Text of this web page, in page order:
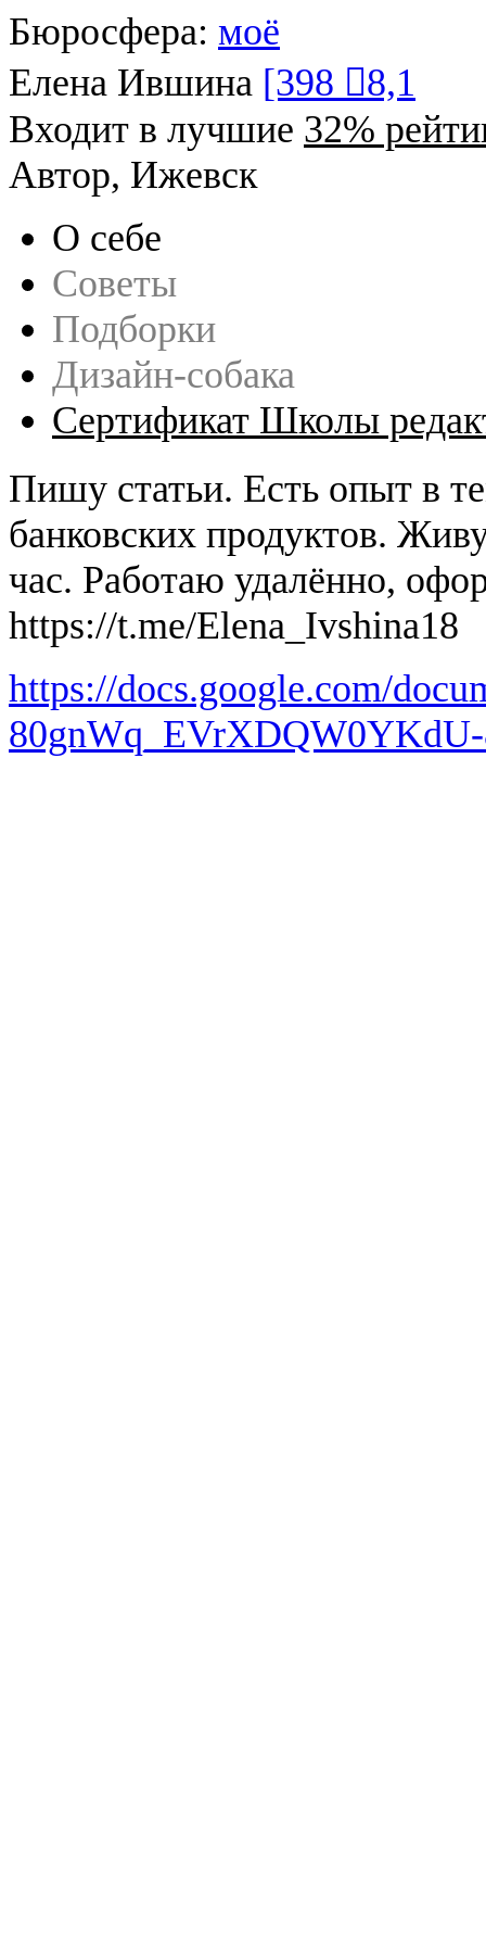
Бюросфера: моё
Елена Ившина [398 8,1
Входит в лучшие 32%
Автор, Ижевск
О себе
Советы
Подборки
Дизайн-собака
Сертификат Школы
Пишу статьи. Есть опыт в
банковских продуктов.
час. Работаю удалённо,
https://t.me/Elena_Ivshina18
https://docs.google.com/
80gnWq_EVrXDQW0YKdU-